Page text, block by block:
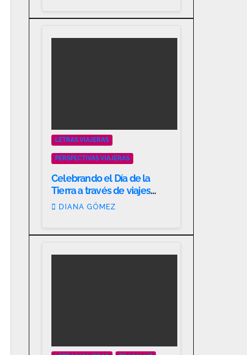
LETRAS VIAJERAS
PERSPECTIVAS VIAJERAS
Celebrando el Día de la
Tierra a través de viajes
responsables
DIANA GÓMEZ